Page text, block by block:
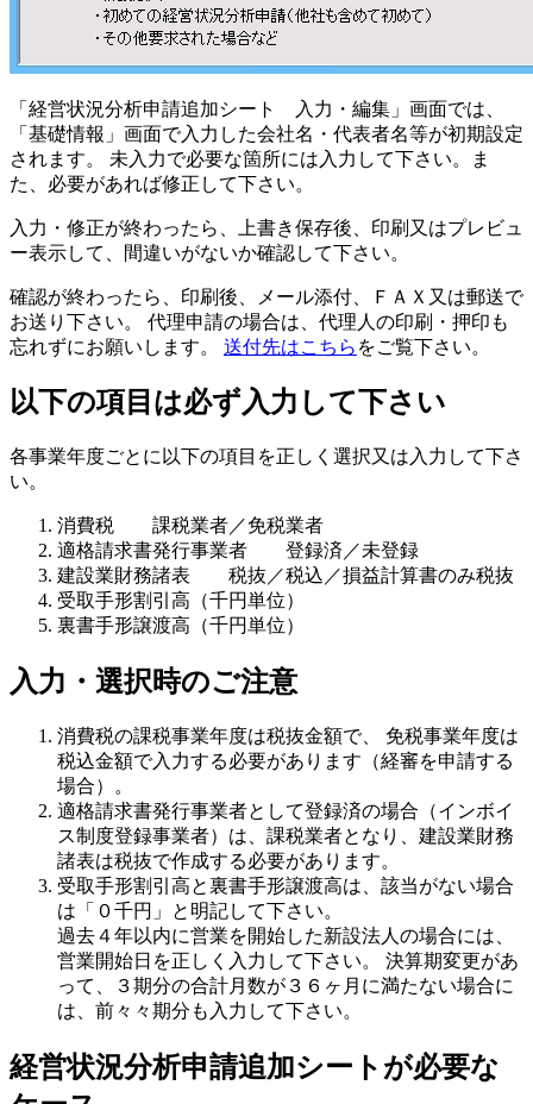
「経営状況分析申請追加シート 入力・編集」画面では、
「基礎情報」画面で入力した会社名・代表者名等が初期設定
されます。 未入力で必要な箇所には入力して下さい。ま
た、必要があれば修正して下さい。
入力・修正が終わったら、上書き保存後、印刷又はプレビュ
ー表示して、間違いがないか確認して下さい。
確認が終わったら、印刷後、メール添付、ＦＡＸ又は郵送で
お送り下さい。 代理申請の場合は、代理人の印刷・押印も
忘れずにお願いします。 送付先はこちら をご覧下さい。
以下の項目は必ず入力して下さい
各事業年度ごとに以下の項目を正しく選択又は入力して下さ
い。
消費税 課税業者／免税業者
適格請求書発行事業者 登録済／未登録
建設業財務諸表 税抜／税込／損益計算書のみ税抜
受取手形割引高（千円単位）
裏書手形譲渡高（千円単位）
入力・選択時のご注意
消費税の課税事業年度は税抜金額で、 免税事業年度は
税込金額で入力する必要があります（経審を申請する
場合）。
適格請求書発行事業者として登録済の場合（インボイ
ス制度登録事業者）は、課税業者となり、建設業財務
諸表は税抜で作成する必要があります。
受取手形割引高と裏書手形譲渡高は、 該当がない場合
は「０千円」と明記して下さい。
過去４年以内に営業を開始した新設法人 の場合には、
営業開始日を正しく入力して下さい。 決算期変更があ
って、３期分の合計月数が３６ヶ月に満たない場合に
は、前々々期分も入力して下さい。
経営状況分析申請追加シートが必要な